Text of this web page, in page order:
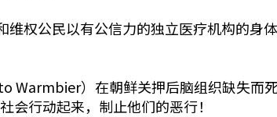
权公民以有公信力的独立医疗机构的身体
Warmbier）在朝鲜关押后脑组织缺失而
行动起来，制止他们的恶行！